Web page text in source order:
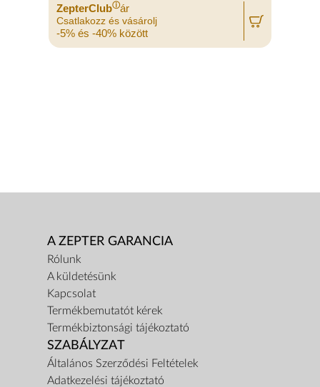
ZepterClubⓘár
Csatlakozz és vásárolj
-5% és -40% között
A ZEPTER GARANCIA
Rólunk
A küldetésünk
Kapcsolat
Termékbemutatót kérek
Termékbiztonsági tájékoztató
SZABÁLYZAT
Általános Szerződési Feltételek
Adatkezelési tájékoztató